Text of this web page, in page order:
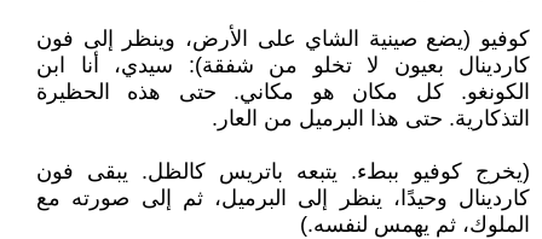
كوفيو (يضع صينية الشاي على الأرض، وينظر إلى فون
كاردينال بعيون لا تخلو من شفقة): سيدي، أنا ابن
الكونغو. كل مكان هو مكاني. حتى هذه الحظيرة
التذكارية. حتى هذا البرميل من العار.
(يخرج كوفيو ببطء. يتبعه باتريس كالظل. يبقى فون
كاردينال وحيدًا، ينظر إلى البرميل، ثم إلى صورته مع
الملوك، ثم يهمس لنفسه.)